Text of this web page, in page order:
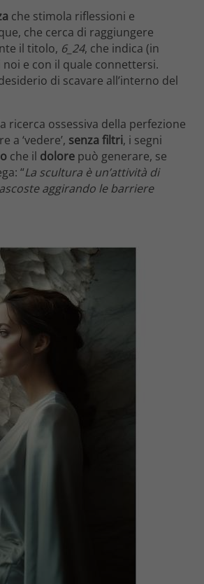
che stimola riflessioni e
che cerca di raggiungere
il titolo, 6_24, che indica (in
noi e con il quale connettersi.
di scavare all’interno del
ricerca ossessiva della perfezione
‘vedere’, senza filtri, i segni
che il dolore può generare, se
“La scultura è un’attività di
aggirando le barriere